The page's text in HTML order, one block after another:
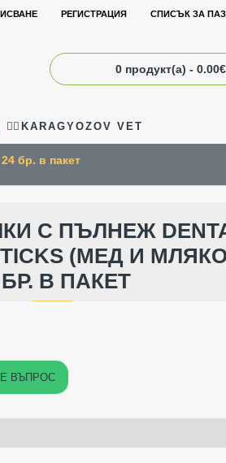
РЕГИСТРАЦИЯ СПИСЪК ЗА
0 продукт(а) -
🧑‍⚕️KARAGYOZOV VET
бр. в пакет
С ПЪЛНЕЖ
(МЕД И
БР. В ПАКЕТ
ВЪПРОС